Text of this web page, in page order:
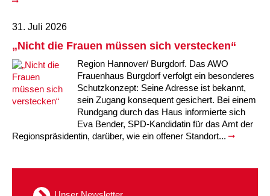
Kindertagesstätte Voltmerstraße
Kindertagesstätte Pfarrlandplatz
Kindertagesstätte Rosenbergstraße
Kindertagesstätte Schneiderberg
Kindertagesstätte Schweriner Straße /
31. Juli 2026
„Nicht die Frauen müssen sich verstecken“
Region Hannover/ Burgdorf. Das AWO
Frauenhaus Burgdorf verfolgt ein besonderes
Schutzkonzept: Seine Adresse ist bekannt,
sein Zugang konsequent gesichert. Bei einem
Rundgang durch das Haus informierte sich
Eva Bender, SPD-Kandidatin für das Amt der
Regionspräsidentin, darüber, wie ein offener Standort...